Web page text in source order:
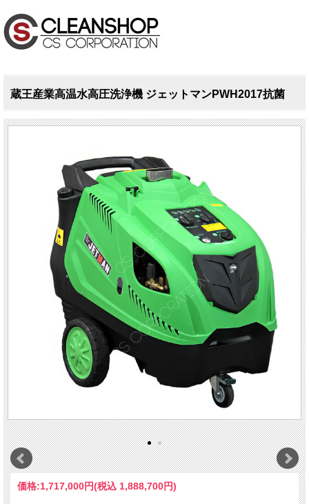
蔵王産業高温水高圧洗浄機 ジェットマンPWH2017抗菌
価格:1,717,000円(税込 1,888,700円)